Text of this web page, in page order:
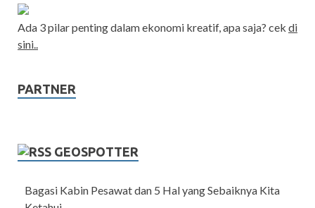
Ada 3 pilar penting dalam ekonomi kreatif, apa saja? cek di
sini..
PARTNER
GEOSPOTTER
Bagasi Kabin Pesawat dan 5 Hal yang Sebaiknya Kita